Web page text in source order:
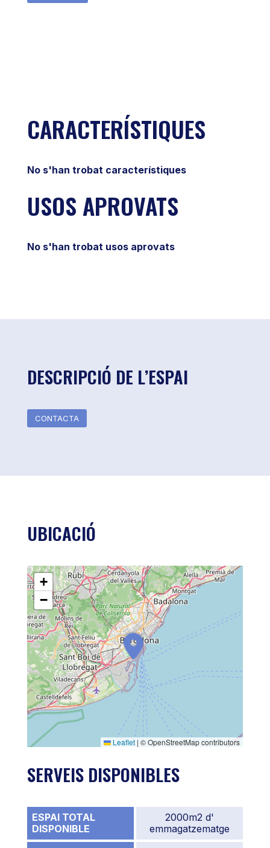
CARACTERÍSTIQUES
No s'han trobat característiques
USOS APROVATS
No s'han trobat usos aprovats
DESCRIPCIÓ DE L’ESPAI
CONTACTA
UBICACIÓ
+
−
Leaflet | © OpenStreetMap contributors
SERVEIS DISPONIBLES
ESPAI TOTAL
DISPONIBLE
2000m2 d'
emmagatzematge